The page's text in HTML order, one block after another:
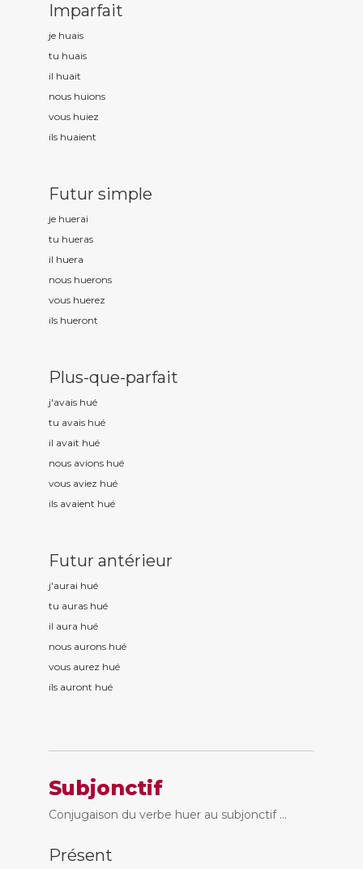
Imparfait
je huais
tu huais
il huait
nous huions
vous huiez
ils huaient
Futur simple
je huerai
tu hueras
il huera
nous huerons
vous huerez
ils hueront
Plus-que-parfait
j'avais hué
tu avais hué
il avait hué
nous avions hué
vous aviez hué
ils avaient hué
Futur antérieur
j'aurai hué
tu auras hué
il aura hué
nous aurons hué
vous aurez hué
ils auront hué
Subjonctif
Conjugaison du verbe huer au subjonctif ...
Présent